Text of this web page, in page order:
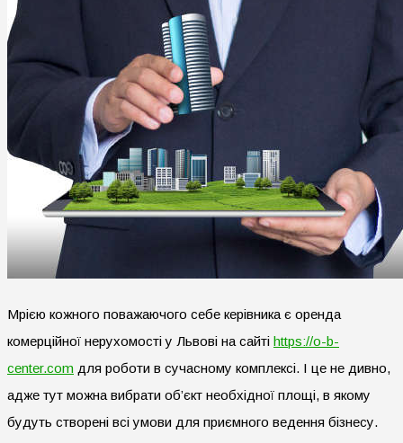
Мрією кожного поважаючого себе керівника є оренда
комерційної нерухомості у Львові на сайті https://o-b-
center.com для роботи в сучасному комплексі. І це не дивно,
адже тут можна вибрати об’єкт необхідної площі, в якому
будуть створені всі умови для приємного ведення бізнесу.